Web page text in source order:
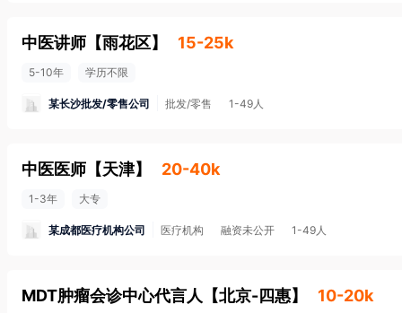
中医讲师 【雨花区】 15-25k
5-10年 学历不限
某长沙批发/零售公司 批发/零售 1-49人
中医医师 【天津】 20-40k
1-3年 大专
某成都医疗机构公司 医疗机构 融资未公开 1-49人
MDT肿瘤会诊中心代言人 【北京-四惠】 10-20k